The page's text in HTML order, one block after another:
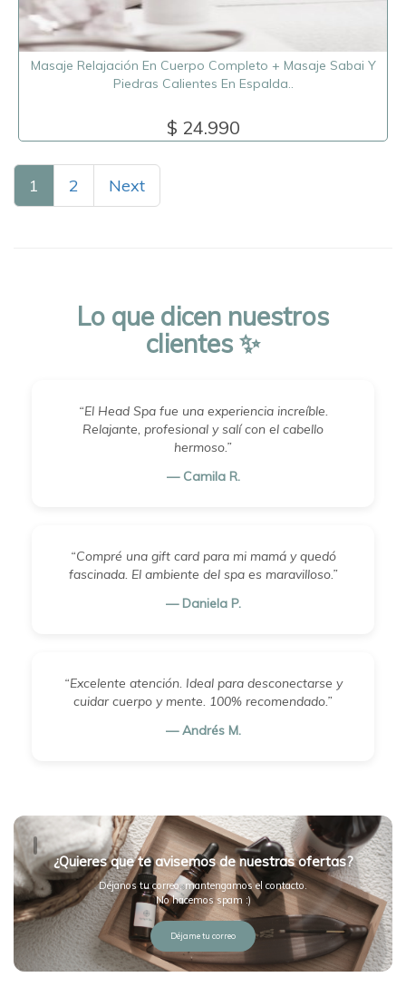
Masaje Relajación En Cuerpo Completo + Masaje Sabai Y
Piedras Calientes En Espalda..
$ 24.990
1 2 Next
Lo que dicen nuestros
clientes ✨
“El Head Spa fue una experiencia increíble.
Relajante, profesional y salí con el cabello
hermoso.”
— Camila R.
“Compré una gift card para mi mamá y quedó
fascinada. El ambiente del spa es maravilloso.”
— Daniela P.
“Excelente atención. Ideal para desconectarse y
cuidar cuerpo y mente. 100% recomendado.”
— Andrés M.
¿Quieres que te avisemos de nuestras ofertas?
Déjanos tu correo, mantengamos el contacto.
No hacemos spam :)
Déjame tu correo